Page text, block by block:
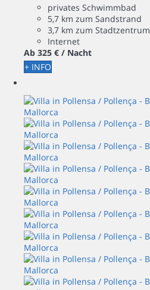
privates Schwimmbad
5,7 km zum Sandstrand
3,7 km zum Stadtzentrum
Internet
Ab 325 € / Nacht
+ INFO